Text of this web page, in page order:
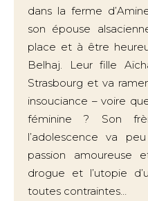
dans la ferme
son épouse
place et à être
Belhaj. Leur fille
Strasbourg et va
insouciance – voire
féminine ? Son
l’adolescence va
passion amoureuse
drogue et l’utopie
toutes contraintes…